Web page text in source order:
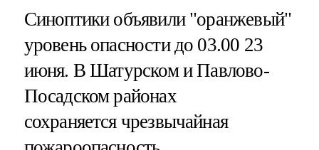
Синоптики объявили "оранжевый"
уровень опасности до 03.00 23
июня. В Шатурском и Павлово-
Посадском районах
сохраняется чрезвычайная